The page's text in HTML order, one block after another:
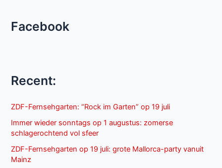
Facebook
Recent:
ZDF-Fernsehgarten: “Rock im Garten” op 19 juli
Immer wieder sonntags op 1 augustus: zomerse
schlagerochtend vol sfeer
ZDF-Fernsehgarten op 19 juli: grote Mallorca-party vanuit
Mainz